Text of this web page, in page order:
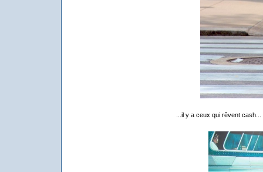
...il y a ceux qui rêvent cash...